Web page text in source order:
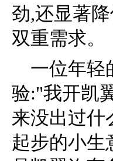
劲,还显著
双重需求。
一位年轻
验:"我开凯
来没出过什
起步的小生